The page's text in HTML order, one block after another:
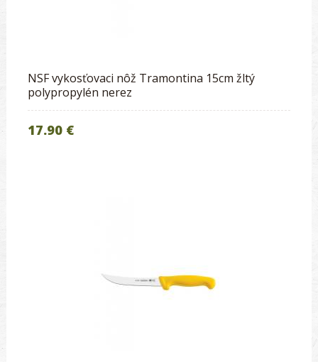
NSF vykosťovaci nôž Tramontina 15cm žltý
polypropylén nerez
17.90 €